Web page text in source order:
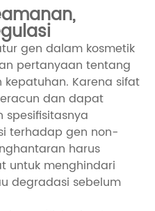
gen dalam kosmetik
pertanyaan tentang
Karena sifat
dan dapat
terhadap gen non-
harus
untuk menghindari
degradasi sebelum